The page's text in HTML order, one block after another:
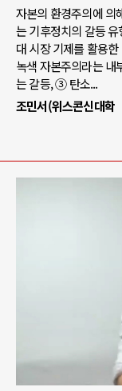
자본의 환경주의에 의
는 기후정치의 갈등
대 시장 기제를 활용
녹색 자본주의라는 내
는 갈등, ③ 탄소...
조민서(위스콘신대학